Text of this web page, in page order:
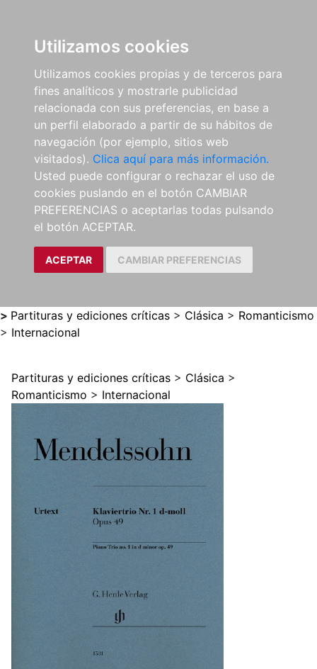
Utilizamos cookies
Utilizamos cookies propias y de terceros para
fines analíticos y mostrarle publicidad
relacionada con sus preferencias, en base a
un perfil elaborado a partir de su hábitos de
navegación (por ejemplo, sitios web
visitados). Clica aquí para más información.
Usted puede configurar o rechazar el uso de
cookies puslando en el botón CAMBIAR
PREFERENCIAS o aceptarlas todas pulsando
el botón ACEPTAR.
ACEPTAR CAMBIAR PREFERENCIAS
> Partituras y ediciones críticas > Clásica > Romanticismo
> Internacional
Partituras y ediciones críticas > Clásica >
Romanticismo > Internacional